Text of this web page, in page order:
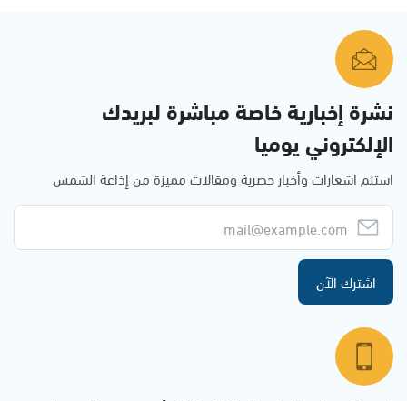
نشرة إخبارية خاصة مباشرة لبريدك
الإلكتروني يوميا
استلم اشعارات وأخبار حصرية ومقالات مميزة من إذاعة الشمس
اشترك الآن